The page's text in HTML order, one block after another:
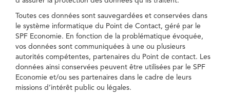
Toutes ces données sont sauvegardées et conservées dans
le système informatique du Point de Contact, géré par le
SPF Economie. En fonction de la problématique évoquée,
vos données sont communiquées à une ou plusieurs
autorités compétentes, partenaires du Point de contact. Les
données ainsi conservées peuvent être utilisées par le SPF
Economie et/ou ses partenaires dans le cadre de leurs
missions d’intérêt public ou légales.